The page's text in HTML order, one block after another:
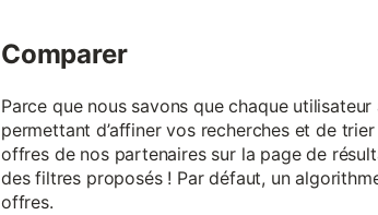
Comparer
Parce que nous savons que chaque
permettant d’affiner vos recherches et de
offres de nos partenaires sur la page de
des filtres proposés ! Par défaut, un
offres.